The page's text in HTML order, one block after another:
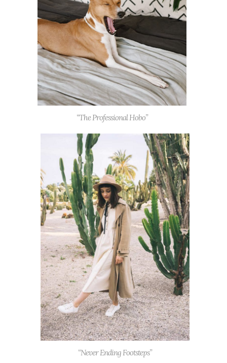
“The Professional Hobo”
“Never Ending Footsteps”